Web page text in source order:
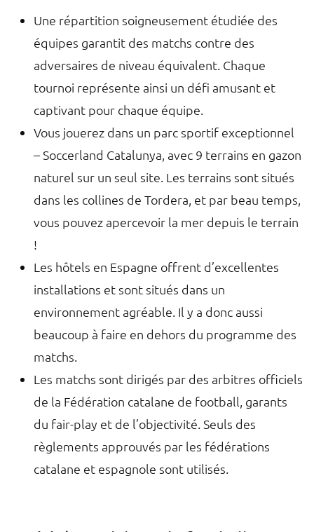
Une répartition soigneusement étudiée des
équipes garantit des matchs contre des
adversaires de niveau équivalent. Chaque
tournoi représente ainsi un défi amusant et
captivant pour chaque équipe.
Vous jouerez dans un parc sportif exceptionnel
– Soccerland Catalunya, avec 9 terrains en gazon
naturel sur un seul site. Les terrains sont situés
dans les collines de Tordera, et par beau temps,
vous pouvez apercevoir la mer depuis le terrain
!
Les hôtels en Espagne offrent d’excellentes
installations et sont situés dans un
environnement agréable. Il y a donc aussi
beaucoup à faire en dehors du programme des
matchs.
Les matchs sont dirigés par des arbitres officiels
de la Fédération catalane de football, garants
du fair-play et de l’objectivité. Seuls des
règlements approuvés par les fédérations
catalane et espagnole sont utilisés.